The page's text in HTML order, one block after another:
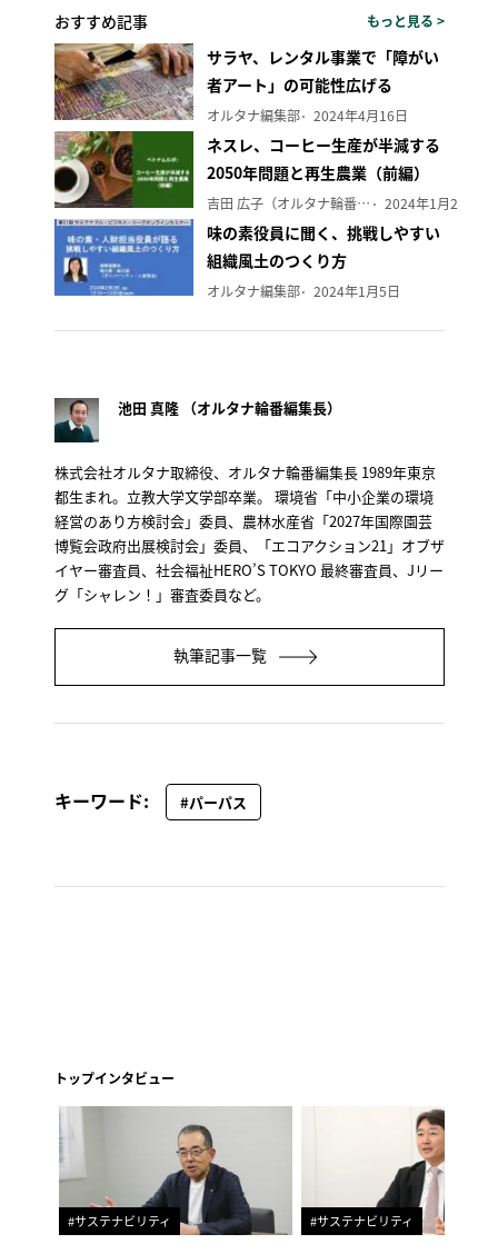
おすすめ記事 もっと見る >
サラヤ、レンタル事業で「障がい
者アート」の可能性広げる
オルタナ編集部 2024年4月16日
ネスレ、コーヒー生産が半減する
2050年問題と再生農業（前編）
吉田 広子（オルタナ輪番編集長） 2024年1月29日
味の素役員に聞く、挑戦しやすい
組織風土のつくり方
オルタナ編集部 2024年1月5日
池田 真隆 （オルタナ輪番編集長）
株式会社オルタナ取締役、オルタナ輪番編集長 1989年東京
都生まれ。立教大学文学部卒業。 環境省「中小企業の環境
経営のあり方検討会」委員、農林水産省「2027年国際園芸
博覧会政府出展検討会」委員、「エコアクション21」オブザ
イヤー審査員、社会福祉HERO’S TOKYO 最終審査員、Jリー
グ「シャレン！」審査委員など。
執筆記事一覧
キーワード: #パーパス
トップインタビュー
#サステナビリティ #サステナビリティ